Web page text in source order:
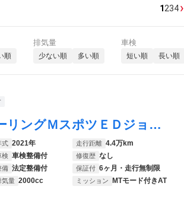
1234›
順
排気量
少ない順 多い順
車検
短い順 長い順
３シリーズ ３２０ｄ ｘＤｒｉｖｅツーリングＭスポツＥＤジョイ＋ オプション１９インチアルミホイール 純正ＨＤＤナビ ６ヶ月走行距離無制限保証付 アダプディブクルーズコントロール パワーバックドア 禁煙車 パワーバックドア ＬＥＤヘッドライト シートヒーター
式 2021年 走行距離 4.4万km
検 車検整備付 修復歴 なし
備 法定整備付 保証付 6ヶ月・走行無制限
気量 2000cc ミッション MTモード付きAT